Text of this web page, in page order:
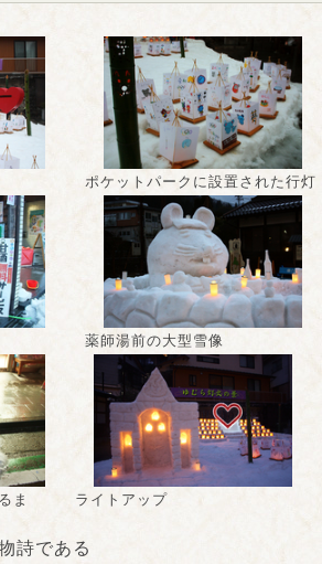
ポケットパークに設置された行灯
薬師湯前の大型雪像
ま ライトアップ
詩である